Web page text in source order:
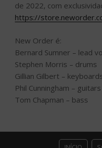
de 2022, com
https://
New Order é:
Bernard Sumner – lead
Stephen Morris – drums
Gillian Gilbert –
Phil Cunningham – guitars
Tom Chapman – bass